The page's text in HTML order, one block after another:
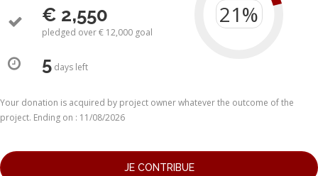
€ 2,550
pledged over € 12,000 goal
5daysleft
Your donation is acquired by project owner whatever the outcome of the
project. Ending on : 11/08/2026
JE CONTRIBUE